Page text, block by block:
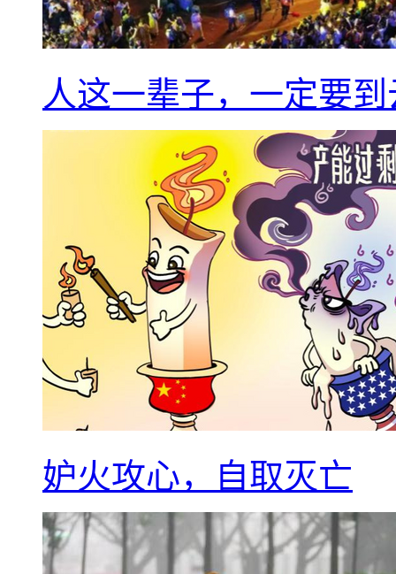
人这一辈子，一定要
妒火攻心，自取灭亡